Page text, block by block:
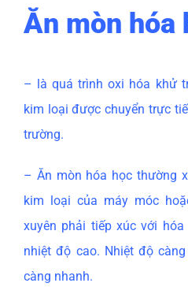
Ăn mòn hóa
– là quá trình oxi hóa khử
kim loại được chuyển trực
trường.
– Ăn mòn hóa học thường
kim loại của máy móc
xuyên phải tiếp xúc với
nhiệt độ cao. Nhiệt độ
càng nhanh.